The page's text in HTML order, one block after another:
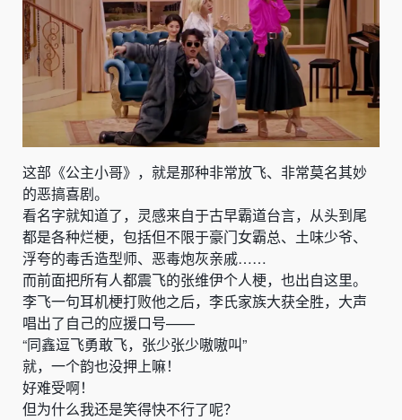
这部《公主小哥》，就是那种非常放飞、非常莫名其妙
的恶搞喜剧。
看名字就知道了，灵感来自于古早霸道台言，从头到尾
都是各种烂梗，包括但不限于豪门女霸总、土味少爷、
浮夸的毒舌造型师、恶毒炮灰亲戚……
而前面把所有人都震飞的张维伊个人梗，也出自这里。
李飞一句耳机梗打败他之后，李氏家族大获全胜，大声
唱出了自己的应援口号——
“同鑫逗飞勇敢飞，张少张少嗷嗷叫”
就，一个韵也没押上嘛！
好难受啊！
但为什么我还是笑得快不行了呢？